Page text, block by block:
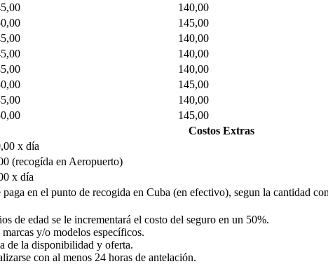
140,00
145,00
140,00
140,00
140,00
145,00
140,00
145,00
Costos Extras
x día
(recogída en Aeropuerto)
x día
paga en el punto de recogida en Cuba (en efectivo), segun la cantidad
de edad se le incrementará el costo del seguro en un 50%.
y/o modelos específicos.
de la disponibilidad y oferta.
con al menos 24 horas de antelación.